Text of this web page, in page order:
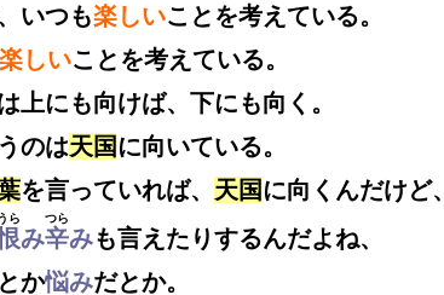
いつも楽しいことを考えている。
楽しいことを考えている。
上にも向けば、 下にも向く。
のは天国 に向いている。
を言っていれば、 天国 に向くんだけど、
ら
み辛
つら
みも言えたりするんだよね、
とか悩みだとか。